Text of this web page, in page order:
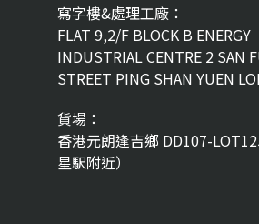
寫字樓&處理工廠：
FLAT 9,2/F BLOCK B ENERGY
INDUSTRIAL CENTRE 2 SAN
STREET PING SHAN YUEN
貨場：
香港元朗逢吉鄉 DD107-
星駅附近）